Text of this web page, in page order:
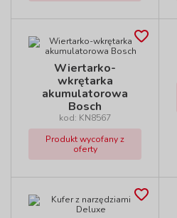
Wiertarko-
wkrętarka
akumulatorowa
Bosch
kod: KN8567
Produkt wycofany z
oferty